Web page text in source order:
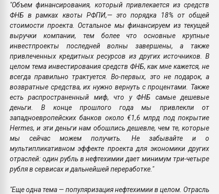
"Объем финансирования, который привлекается из средств
ФНБ в рамках квоты РФПИ,— это порядка 18% от общей
стоимости проекта. Остальное мы финансируем из текущей
выручки компании, тем более что основные крупные
инвестпроекты последней волны завершены, а также
привлеченных кредитных ресурсов из других источников. В
целом тема инвестирования средств ФНБ, как мне кажется, не
всегда правильно трактуется. Во-первых, это не подарок, а
возвратные средства, их нужно вернуть с процентами. Также
есть распространенный миф, что у ФНБ самые дешевые
деньги. В конце прошлого года мы привлекли от
западноевропейских банков около €1,6 млрд под покрытие
Hermes, и эти деньги нам обошлись дешевле, чем те, которые
мы сейчас можем получить. Не забывайте и о
мультипликативном эффекте проекта для экономики других
отраслей: один рубль в нефтехимии дает минимум три-четыре
рубля в сервисах и дальнейшей переработке."
"Еще одна тема — популяризация нефтехимии в целом. Отрасль